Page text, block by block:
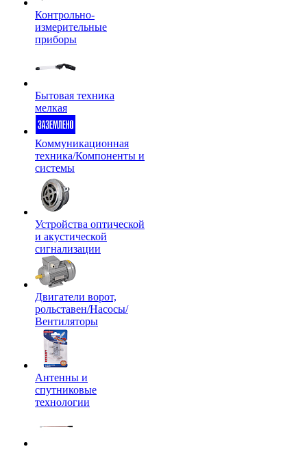
Контрольно-
измерительные
приборы
Бытовая техника
мелкая
Коммуникационная
техника/Компоненты и
системы
Устройства оптической
и акустической
сигнализации
Двигатели ворот,
рольставен/Насосы/
Вентиляторы
Антенны и
спутниковые
технологии